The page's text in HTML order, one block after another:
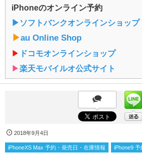
iPhoneのオンライン予約
▶︎ソフトバンクオンラインショップ
▶︎au Online Shop
▶︎ ドコモオンラインショップ
▶︎楽天モバイルオ公式サイト
2018年9月4日
iPhoneXS Max 予約・発売日・在庫情報 iPhone9